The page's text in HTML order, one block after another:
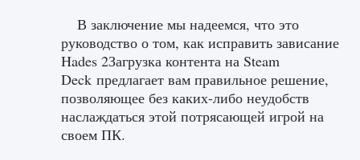
В заключение мы надеемся, что это
руководство о том, как исправить зависание
Hades 2Загрузка контента на Steam
Deck предлагает вам правильное решение,
позволяющее без каких-либо неудобств
наслаждаться этой потрясающей игрой на
своем ПК.